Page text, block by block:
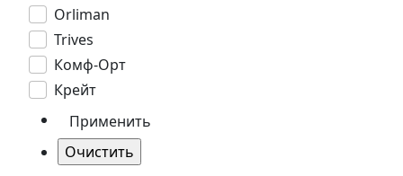
Orliman
Trives
Комф-Орт
Крейт